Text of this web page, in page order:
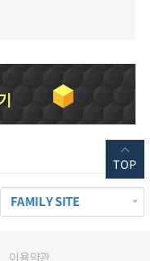
FAMILY SITE
이용약관
TOP